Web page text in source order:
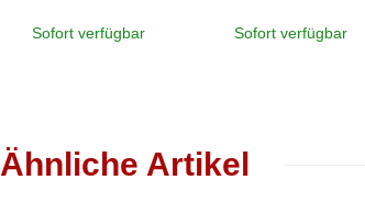
Sofort verfügbar Sofort verfügbar
Ähnliche Artikel